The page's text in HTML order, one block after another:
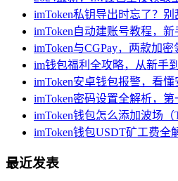
imToken私钥导出时忘了？
imToken自动建账号教程，
imToken与CGPay，两款加
im钱包福利全攻略，从新手
imToken安卓钱包报警，看
imToken密码设置全解析，
imToken钱包怎么添加波场
imToken钱包USDT矿工费全
最近发表